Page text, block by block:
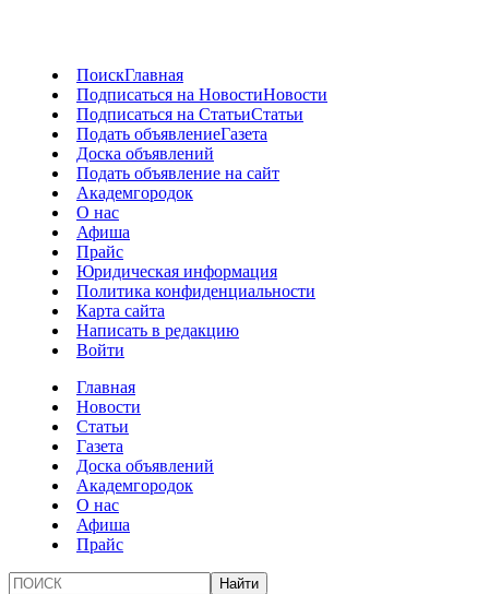
ПоискГлавная
Подписаться на НовостиНовости
Подписаться на СтатьиСтатьи
Подать объявлениеГазета
Доска объявлений
Подать объявление на сайт
Академгородок
О нас
Афиша
Прайс
Юридическая информация
Политика конфиденциальности
Карта сайта
Написать в редакцию
Войти
Главная
Новости
Статьи
Газета
Доска объявлений
Академгородок
О нас
Афиша
Прайс